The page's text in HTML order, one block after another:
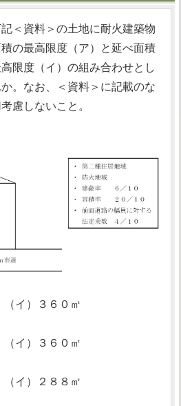
＜資料＞の土地に耐火建築物
の最高限度（ア）と延べ面積
限度（イ）の組み合わせとし
。なお、＜資料＞に記載のな
慮しないこと。
イ）３６０㎡
イ）３６０㎡
イ）２８８㎡